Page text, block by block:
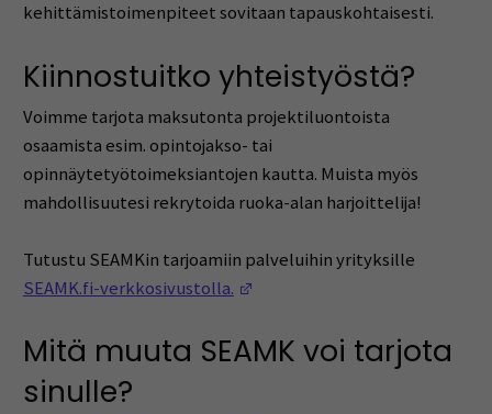
kehittämistoimenpiteet sovitaan tapauskohtaisesti.
Kiinnostuitko yhteistyöstä?
Voimme tarjota maksutonta projektiluontoista
osaamista esim. opintojakso- tai
opinnäytetyötoimeksiantojen kautta. Muista myös
mahdollisuutesi rekrytoida ruoka-alan harjoittelija!
Tutustu SEAMKin tarjoamiin palveluihin yrityksille
SEAMK.fi-verkkosivustolla.
Mitä muuta SEAMK voi tarjota
sinulle?